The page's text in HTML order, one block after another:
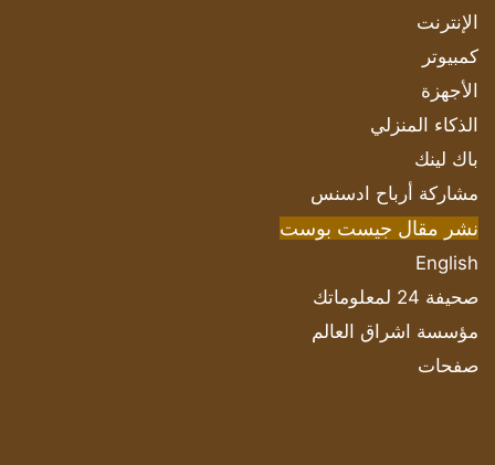
الإنترنت
كمبيوتر
الأجهزة
الذكاء المنزلي
باك لينك
مشاركة أرباح ادسنس
نشر مقال جيست بوست
English
صحيفة 24 لمعلوماتك
مؤسسة اشراق العالم
صفحات